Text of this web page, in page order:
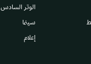
الوتر السادس​
سينما
إعلام